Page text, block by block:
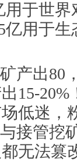
用于世
亿用于
产出80
15-
低迷，
接管挖
无法篡